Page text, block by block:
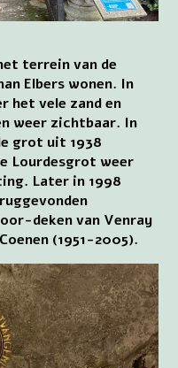
terrein van de
Elbers wonen. In
het vele zand en
weer zichtbaar. In
grot uit 1938
Lourdesgrot weer
Later in 1998
deken van Venray
(1951-2005).